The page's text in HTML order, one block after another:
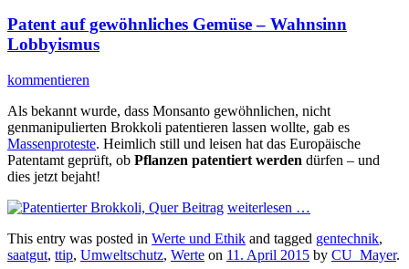
Patent auf gewöhnliches Gemüse – Wahnsinn
Lobbyismus
kommentieren
Als bekannt wurde, dass Monsanto gewöhnlichen, nicht
genmanipulierten Brokkoli patentieren lassen wollte, gab es
Massenproteste. Heimlich still und leisen hat das Europäische
Patentamt geprüft, ob Pflanzen patentiert werden dürfen – und
dies jetzt bejaht!
weiterlesen …
This entry was posted in Werte und Ethik and tagged gentechnik,
saatgut, ttip, Umweltschutz, Werte on 11. April 2015 by CU_Mayer.